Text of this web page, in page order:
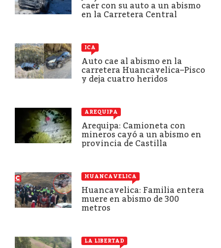
caer con su auto a un abismo
en la Carretera Central
ICA
Auto cae al abismo en la
carretera Huancavelica–Pisco
y deja cuatro heridos
AREQUIPA
Arequipa: Camioneta con
mineros cayó a un abismo en
provincia de Castilla
HUANCAVELICA
Huancavelica: Familia entera
muere en abismo de 300
metros
LA LIBERTAD